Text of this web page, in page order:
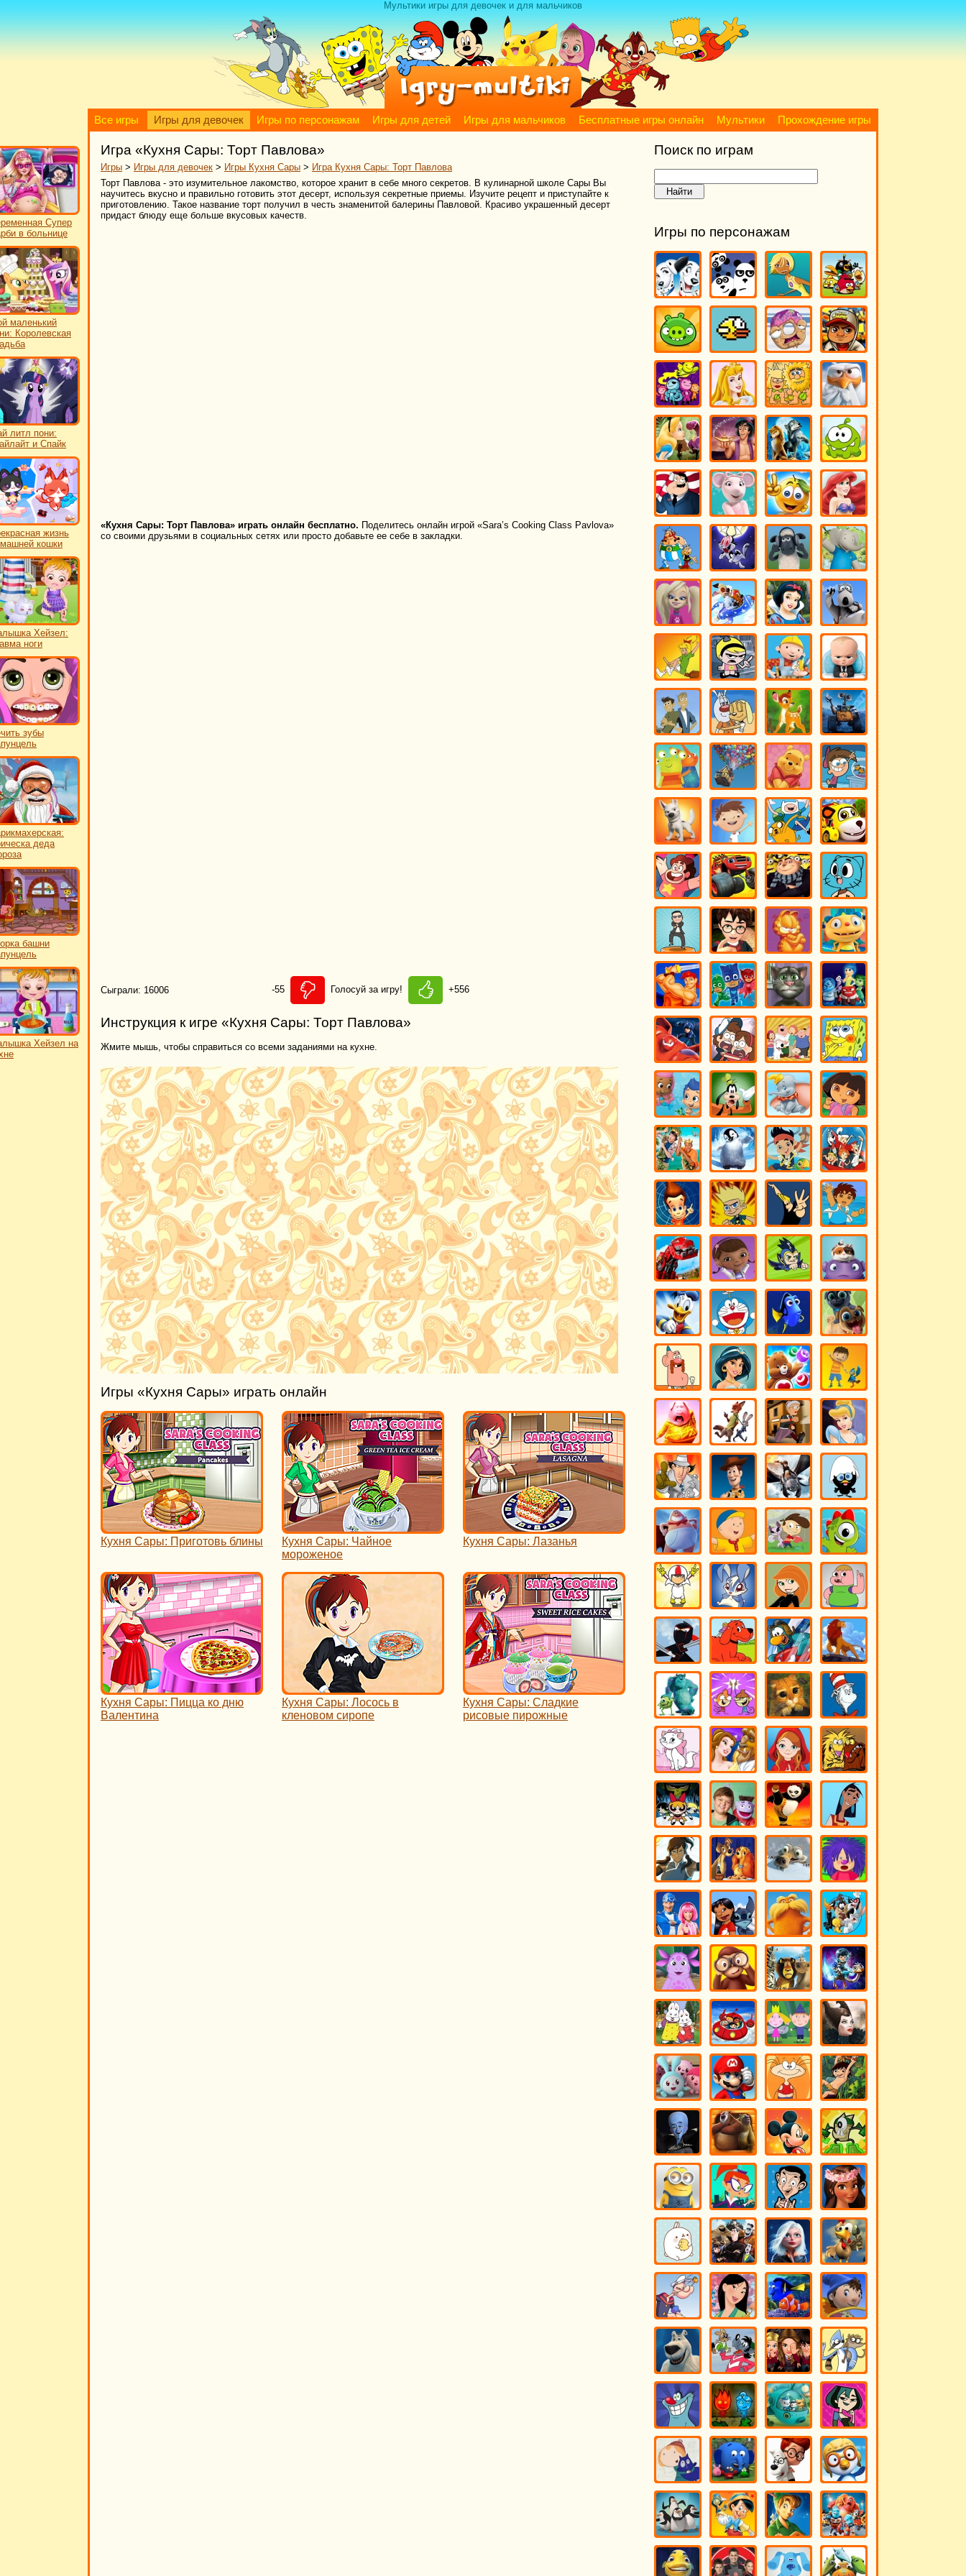
Мультики игры для девочек и для мальчиков
Все игры Игры для девочек Игры по персонажам Игры для детей Игры для мальчиков Бесплатные игры онлайн Мультики Прохождение игры
Супер
в больнице
маленький
Королевская
литл пони:
и Спайк
жизнь
кошки
Хейзел:
ноги
зубы
деда
башни
Хейзел на
Игра «Кухня Сары: Торт Павлова»
Игры > Игры для девочек > Игры Кухня Сары > Игра Кухня Сары: Торт Павлова
Торт Павлова - это изумительное лакомство, которое хранит в себе много секретов. В кулинарной школе Сары Вы
научитесь вкусно и правильно готовить этот десерт, используя секретные приемы. Изучите рецепт и приступайте к
приготовлению. Такое название торт получил в честь знаменитой балерины Павловой. Красиво украшенный десерт
придаст блюду еще больше вкусовых качеств.
«Кухня Сары: Торт Павлова» играть онлайн бесплатно. Поделитесь онлайн игрой «Sara’s Cooking Class Pavlova»
со своими друзьями в социальных сетях или просто добавьте ее себе в закладки.
Сыграли: 16006 -55 Голосуй за игру! +556
Инструкция к игре «Кухня Сары: Торт Павлова»
Жмите мышь, чтобы справиться со всеми заданиями на кухне.
Игры «Кухня Сары» играть онлайн
Кухня Сары: Приготовь блины
Кухня Сары: Чайное
мороженое
Кухня Сары: Лазанья
Кухня Сары: Пицца ко дню
Валентина
Кухня Сары: Лосось в
кленовом сиропе
Кухня Сары: Сладкие
рисовые пирожные
Поиск по играм
Игры по персонажам